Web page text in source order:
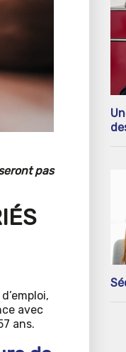
pas
avec
ans.